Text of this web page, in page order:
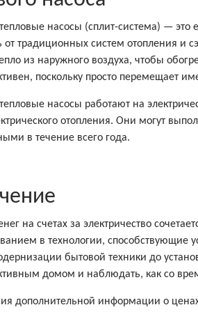
насосы (сплит-система) —
от традиционных систем отопления и
из наружного воздуха, чтобы
поскольку просто перемещает
насосы работают на
отопления. Они могут
в течение всего года.
на счетах за электричество
в технологии, способствующие
бытовой техники до
домом и наблюдать, как со
дополнительной информации о